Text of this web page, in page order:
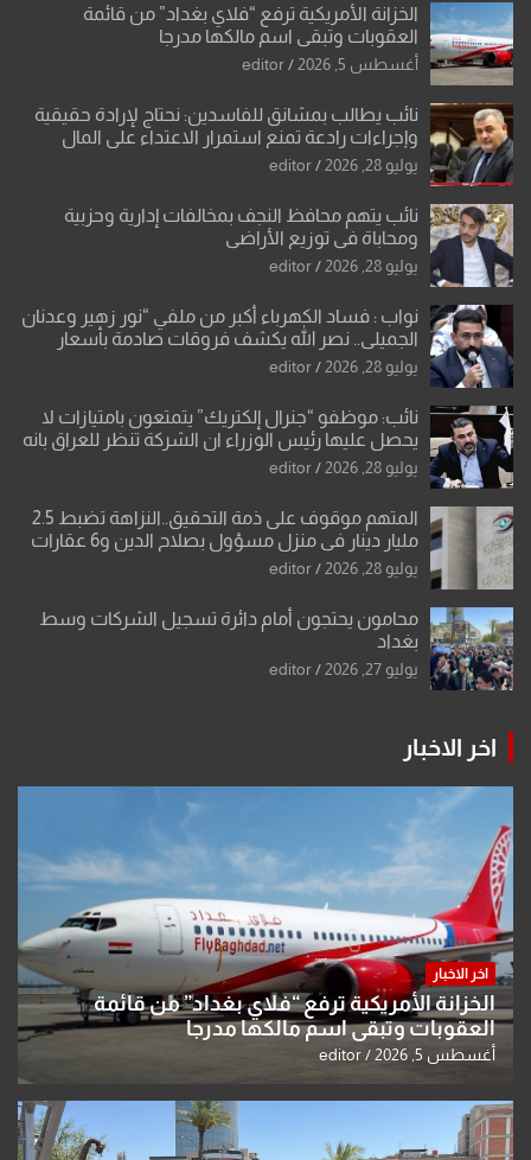
الخزانة الأمريكية ترفع “فلاي بغداد” من قائمة
العقوبات وتبقي اسم مالكها مدرجا
أغسطس 5, 2026 editor
نائب يطالب بمشانق للفاسدين: نحتاج لإرادة حقيقية
وإجراءات رادعة تمنع استمرار الاعتداء على المال
العام”.
يوليو 28, 2026 editor
نائب يتهم محافظ النجف بمخالفات إدارية وحزبية
ومحاباة في توزيع الأراضي
يوليو 28, 2026 editor
نواب : فساد الكهرباء أكبر من ملفي “نور زهير وعدنان
الجميلي.. نصر الله يكشف فروقات صادمة بأسعار
معدات الكهرباء وعقودها
يوليو 28, 2026 editor
نائب: موظفو “جنرال إلكتريك” يتمتعون بامتيازات لا
يحصل عليها رئيس الوزراء ان الشركة تنظر للعراق بانه
بلد ضعيف وتفرض شروطها
يوليو 28, 2026 editor
المتهم موقوف على ذمة التحقيق..النزاهة تضبط 2.5
مليار دينار في منزل مسؤول بصلاح الدين و6 عقارات
باسم زوجته
يوليو 28, 2026 editor
محامون يحتجون أمام دائرة تسجيل الشركات وسط
بغداد
يوليو 27, 2026 editor
اخر الاخبار
اخر الاخبار
الخزانة الأمريكية ترفع “فلاي بغداد” من قائمة
العقوبات وتبقي اسم مالكها مدرجا
أغسطس 5, 2026 editor